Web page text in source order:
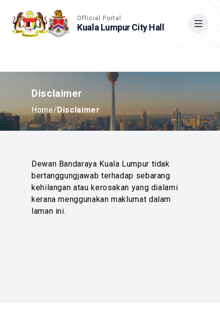
Official Portal
Kuala Lumpur City Hall
Disclaimer
Home/Disclaimer
Dewan Bandaraya Kuala Lumpur tidak
bertanggungjawab terhadap sebarang
kehilangan atau kerosakan yang dialami
kerana menggunakan maklumat dalam
laman ini.